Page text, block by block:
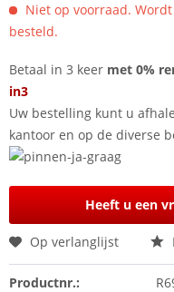
Niet op voorraad.
besteld.
Betaal in 3 keer met 0%
in3
Uw bestelling kunt u
kantoor en op de diverse
Heeft u een
Op verlanglijst
Productnr.: